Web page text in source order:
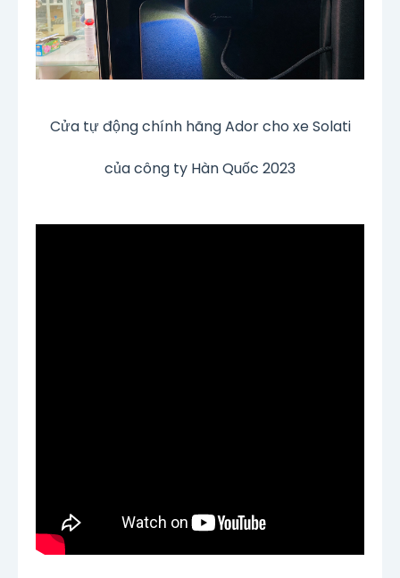
Cửa tự động chính hãng Ador cho xe Solati
của công ty Hàn Quốc 2023